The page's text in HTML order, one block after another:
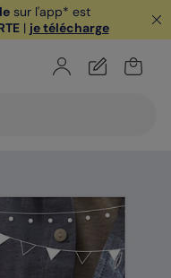
sur l'app* est
| je télécharge